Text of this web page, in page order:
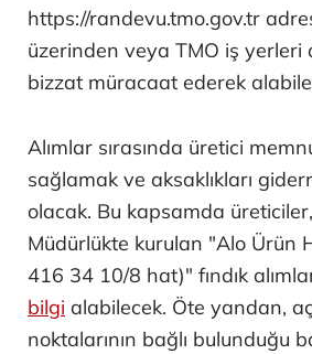
https://randevu.tmo.gov.tr
üzerinden veya TMO iş yerleri
bizzat müracaat ederek
Alımlar sırasında üretici
sağlamak ve aksaklıkları
olacak. Bu kapsamda
Müdürlükte kurulan "Alo Ürün
416 34 10/8 hat)" fındık
bilgi alabilecek. Öte yandan,
noktalarının bağlı bulunduğu